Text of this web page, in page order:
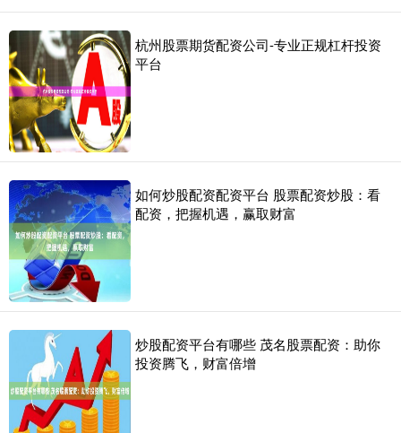
杭州股票期货配资公司-专业正规杠杆投资
平台
如何炒股配资配资平台 股票配资炒股：看
配资，把握机遇，赢取财富
炒股配资平台有哪些 茂名股票配资：助你
投资腾飞，财富倍增